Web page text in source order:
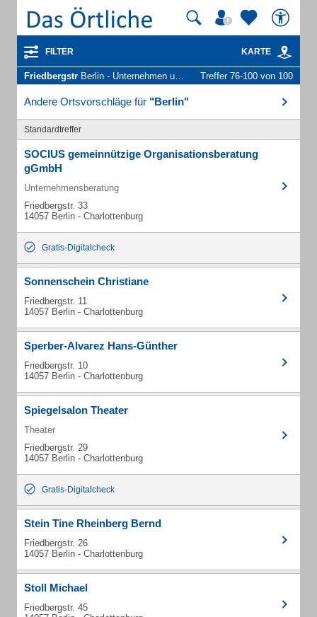
FILTER KARTE
Friedbergstr Berlin - Unternehmen und Personen Treffer 76-100 von 100
Andere Ortsvorschläge für "Berlin"
Standardtreffer
SOCIUS gemeinnützige Organisationsberatung
gGmbH
Unternehmensberatung
Friedbergstr. 33
14057 Berlin - Charlottenburg
Gratis-Digitalcheck
Sonnenschein Christiane
Friedbergstr. 11
14057 Berlin - Charlottenburg
Sperber-Alvarez Hans-Günther
Friedbergstr. 10
14057 Berlin - Charlottenburg
Spiegelsalon Theater
Theater
Friedbergstr. 29
14057 Berlin - Charlottenburg
Gratis-Digitalcheck
Stein Tine Rheinberg Bernd
Friedbergstr. 26
14057 Berlin - Charlottenburg
Stoll Michael
Friedbergstr. 45